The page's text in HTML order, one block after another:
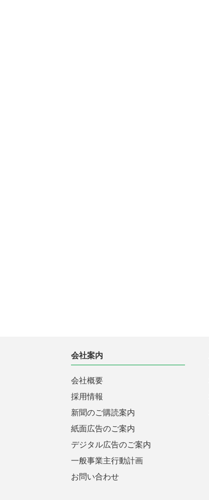
会社案内
会社概要
採用情報
新聞のご購読案内
紙面広告のご案内
デジタル広告のご案内
一般事業主行動計画
お問い合わせ